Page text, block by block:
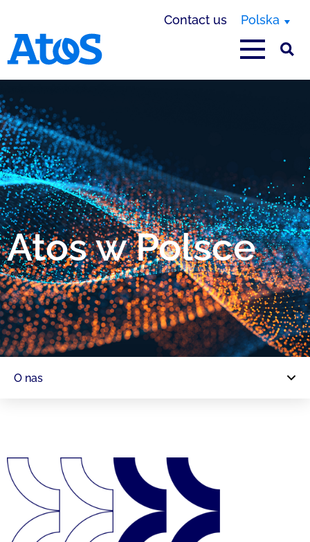
Contact us Polska
Atos w Polsce
O nas